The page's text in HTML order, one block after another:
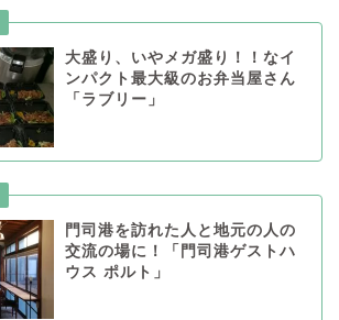
大盛り、いやメガ盛り！！なイ
ンパクト最大級のお弁当屋さん
「ラブリー」
門司港を訪れた人と地元の人の
交流の場に！「門司港ゲストハ
ウス ポルト」